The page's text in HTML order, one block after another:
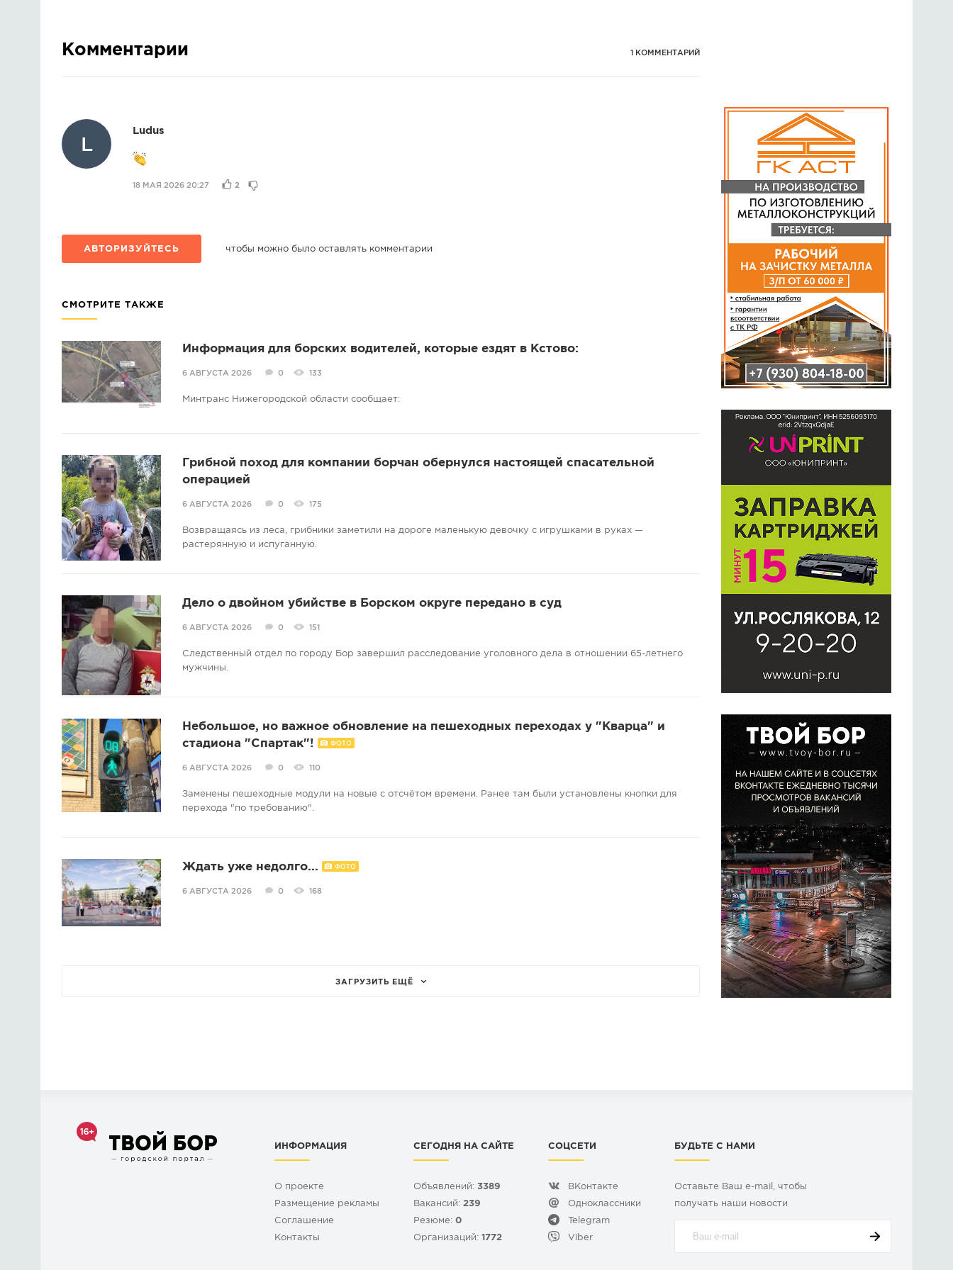
Комментарии 1 КОММЕНТАРИЙ
L
Ludus
18 МАЯ 2026 20:27 2
АВТОРИЗУЙТЕСЬ чтобы можно было оставлять комментарии
СМОТРИТЕ ТАКЖЕ
Информация для борских водителей, которые ездят в Кстово:
6 АВГУСТА 2026 0 133
Минтранс Нижегородской области сообщает:
Грибной поход для компании борчан обернулся настоящей спасательной
операцией
6 АВГУСТА 2026 0 175
Возвращаясь из леса, грибники заметили на дороге маленькую девочку с игрушками в руках —
растерянную и испуганную.
Дело о двойном убийстве в Борском округе передано в суд
6 АВГУСТА 2026 0 151
Следственный отдел по городу Бор завершил расследование уголовного дела в отношении 65-летнего
мужчины.
Небольшое, но важное обновление на пешеходных переходах у "Кварца" и
стадиона "Спартак"!
ФОТО
6 АВГУСТА 2026 0 110
Заменены пешеходные модули на новые с отсчётом времени. Ранее там были установлены кнопки для
перехода "по требованию".
Ждать уже недолго... ФОТО
6 АВГУСТА 2026 0 168
ЗАГРУЗИТЬ ЕЩЁ
ИНФОРМАЦИЯ
О проекте
Размещение рекламы
Cоглашение
Контакты
СЕГОДНЯ НА САЙТЕ
Объявлений: 3389
Вакансий: 239
Резюме: 0
Организаций: 1772
СОЦСЕТИ
ВКонтакте
Одноклассники
Telegram
Viber
БУДЬТЕ С НАМИ
Оставьте Ваш e-mail, чтобы
получать наши новости